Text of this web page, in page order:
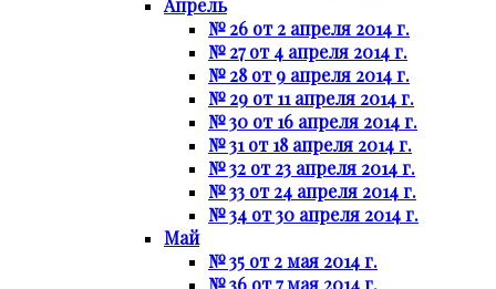
Апрель
№ 26 от 2 апреля 2014 г.
№ 27 от 4 апреля 2014 г.
№ 28 от 9 апреля 2014 г.
№ 29 от 11 апреля 2014 г.
№ 30 от 16 апреля 2014 г.
№ 31 от 18 апреля 2014 г.
№ 32 от 23 апреля 2014 г.
№ 33 от 24 апреля 2014 г.
№ 34 от 30 апреля 2014 г.
Май
№ 35 от 2 мая 2014 г.
№ 36 от 7 мая 2014 г.